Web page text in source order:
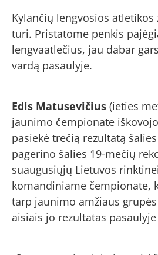
Kylančių lengvosios atletikos
turi. Pristatome penkis
lengvaatlečius, jau dabar
vardą pasaulyje.
Edis Matusevičius (ieties
jaunimo čempionate
pasiekė trečią rezultatą
pagerino šalies 19-mečių
suaugusiųjų Lietuvos
komandiniame čempionate,
tarp jaunimo amžiaus
aisiais jo rezultatas